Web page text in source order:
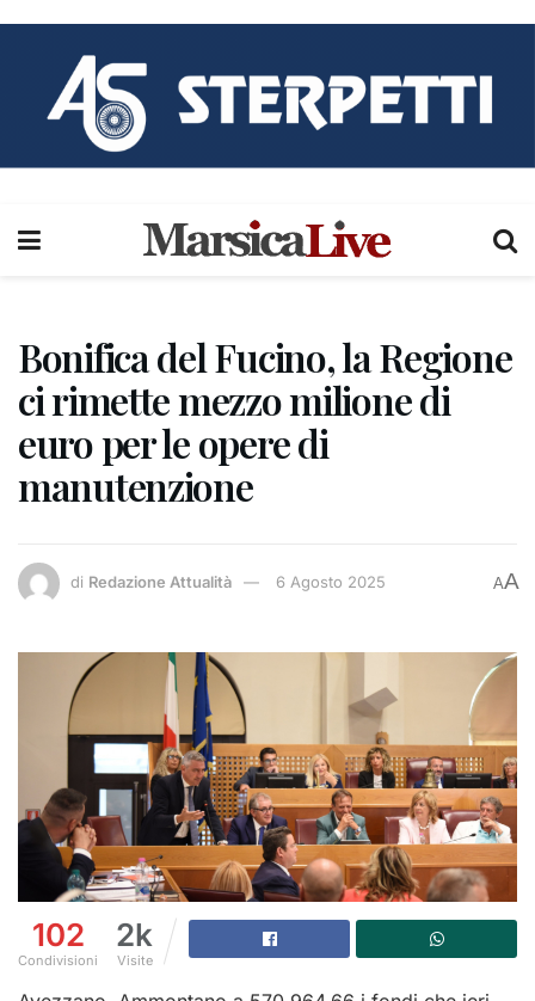
Bonifica del Fucino, la Regione
ci rimette mezzo milione di
euro per le opere di
manutenzione
di Redazione Attualità 6 Agosto 2025 AA
102
Condivisioni
2k
Visite